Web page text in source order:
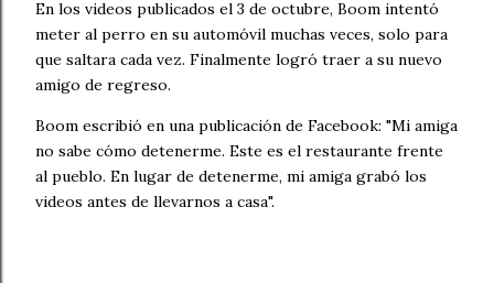
En los videos publicados el 3 de octubre, Boom intentó
meter al perro en su automóvil muchas veces, solo para
que saltara cada vez. Finalmente logró traer a su nuevo
amigo de regreso.
Boom escribió en una publicación de Facebook: "Mi amiga
no sabe cómo detenerme. Este es el restaurante frente
al pueblo. En lugar de detenerme, mi amiga grabó los
videos antes de llevarnos a casa".